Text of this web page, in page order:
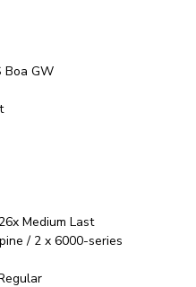
Boa GW
Medium Last
/ 2 x 6000-series